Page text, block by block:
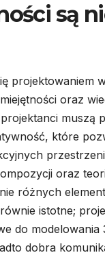
są
projektowaniem
oraz
muszą
które
oraz
różnych
istotne;
do modelowania
dobra